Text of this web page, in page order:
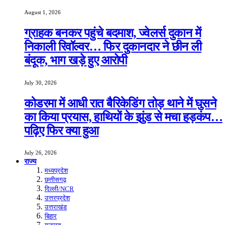
August 1, 2026
ग्राहक बनकर पहुंचे बदमाश, ज्वेलर्स दुकान में
निकाली रिवॉल्वर… फिर दुकानदार ने छीन ली
बंदूक, भाग खड़े हुए आरोपी
July 30, 2026
कोडरमा में आधी रात बैरिकेडिंग तोड़ थाने में घुसने
का किया प्रयास, हाथियों के झुंड से मचा हड़कंप…
पढ़िए फिर क्या हुआ
July 26, 2026
राज्य
मध्यप्रदेश
छत्तीसगढ़
दिल्ली/NCR
उत्तरप्रदेश
उत्तराखंड
बिहार